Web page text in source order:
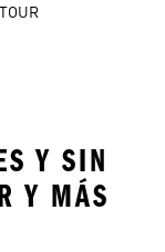
Y SIN
Y MÁS